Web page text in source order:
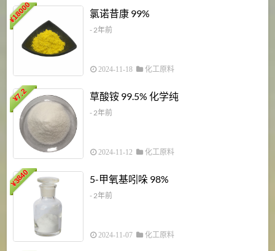
¥
18000 氯诺昔康 99%
- 2年前
2024-11-18 化工原料
¥
7.2 草酸铵 99.5% 化学纯
- 2年前
2024-11-12 化工原料
¥
3840 5-甲氧基吲哚 98%
- 2年前
2024-11-07 化工原料